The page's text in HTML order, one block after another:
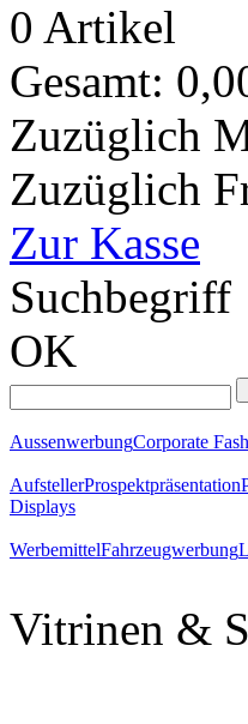
0 Artikel
Gesamt:
Zuzüglich
Zuzüglich
Zur Kasse
Suchbegriff
OK
AussenwerbungCorporate
AufstellerProspektpräsentation
Displays
WerbemittelFahrzeugwerbung
Vitrinen &